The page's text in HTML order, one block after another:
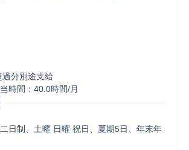
過分別途支給
時間：40.0時間/月
日制、土曜 日曜 祝日、夏期5日、年末年